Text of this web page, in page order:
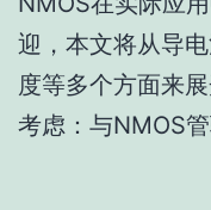
迎，本文将从导
度等多个方面来
考虑：与NMOS